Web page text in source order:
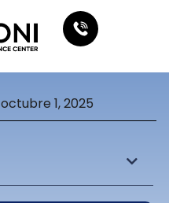
octubre 1, 2025